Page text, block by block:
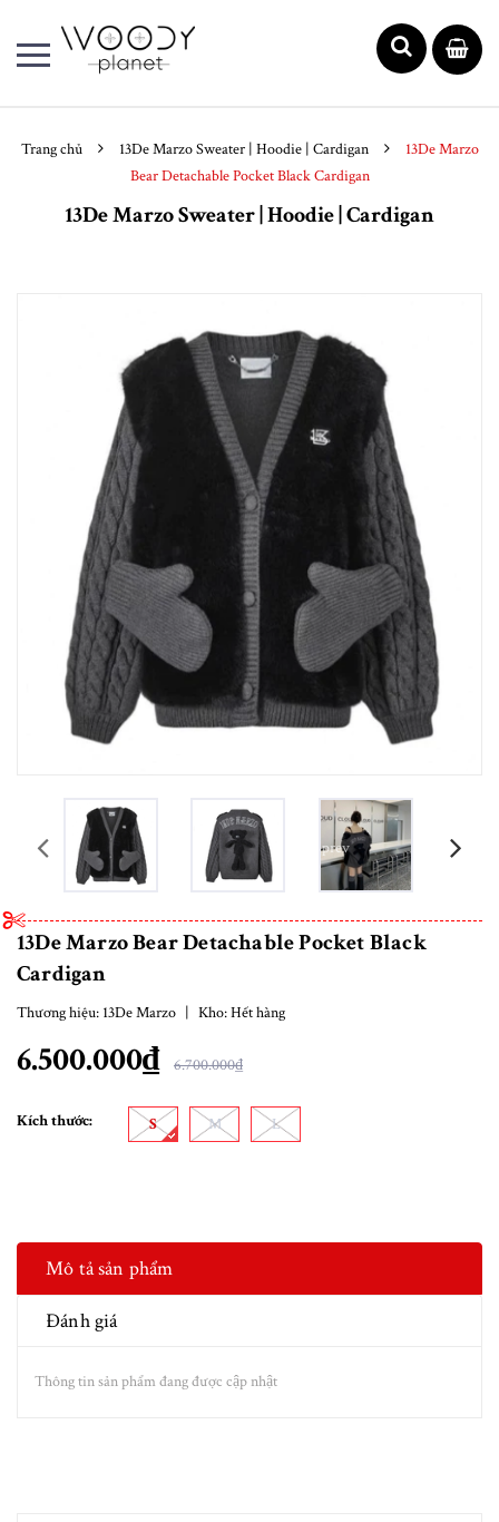
Trang chủ 13De Marzo Sweater | Hoodie | Cardigan
13De Marzo
Bear Detachable Pocket Black Cardigan
13De Marzo Sweater | Hoodie | Cardigan
prev
13De Marzo Bear Detachable Pocket Black
Cardigan
Thương hiệu: 13De Marzo | Kho:Hết hàng
6.500.000₫ 6.700.000₫
Kích thước: S M L
Mô tả sản phẩm
Đánh giá
Thông tin sản phẩm đang được cập nhật